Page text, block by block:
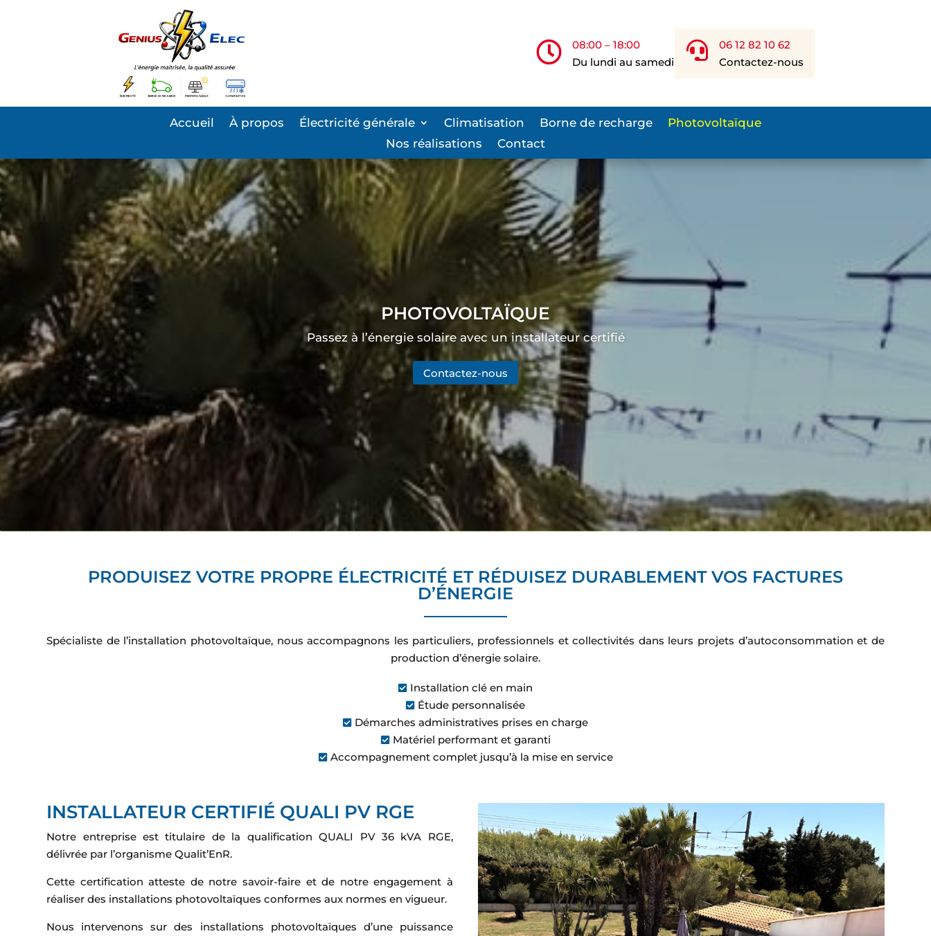

08:00 – 18:00
Du lundi au samedi

06 12 82 10 62
Contactez-nous
Accueil À propos Électricité générale Climatisation Borne de recharge
Photovoltaïque
Nos réalisations
Contact
PHOTOVOLTAÏQUE
Passez à l’énergie solaire avec un installateur certifié
Contactez-nous
PRODUISEZ VOTRE PROPRE ÉLECTRICITÉ ET RÉDUISEZ DURABLEMENT VOS FACTURES
D’ÉNERGIE
Spécialiste de l’installation photovoltaïque, nous accompagnons les particuliers, professionnels et collectivités dans leurs projets d’autoconsommation et de
production d’énergie solaire.
 Installation clé en main
 Étude personnalisée
 Démarches administratives prises en charge
 Matériel performant et garanti
 Accompagnement complet jusqu’à la mise en service
INSTALLATEUR CERTIFIÉ QUALI PV RGE
Notre entreprise est titulaire de la qualification QUALI PV 36 kVA RGE,
délivrée par l’organisme Qualit’EnR.
Cette certification atteste de notre savoir-faire et de notre engagement à
réaliser des installations photovoltaïques conformes aux normes en vigueur.
Nous intervenons sur des installations photovoltaïques d’une puissance